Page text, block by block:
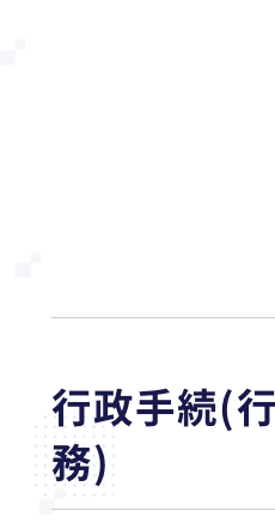
行政手続(
務)